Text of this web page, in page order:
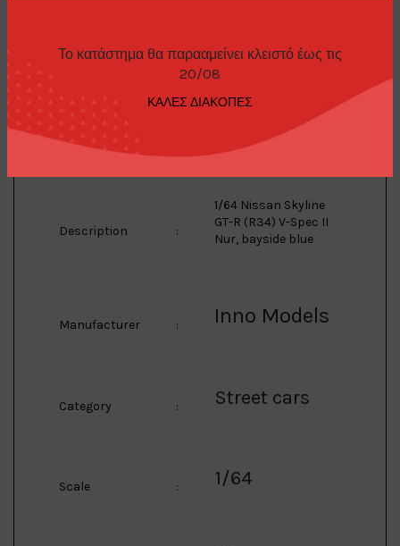
Το κατάστημα θα παρααμείνει κλειστό έως τις
20/08
ΚΑΛΕΣ ΔΙΑΚΟΠΕΣ
Brand : Nissan
Model Skyline
Description :
1/64 Nissan Skyline
GT-R (R34) V-Spec II
Nur, bayside blue
Manufacturer : Inno Models
Category : Street cars
Scale : 1/64